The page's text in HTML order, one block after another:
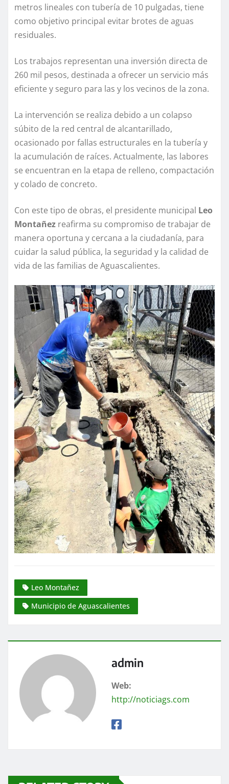
metros lineales con tubería de 10 pulgadas, tiene
como objetivo principal evitar brotes de aguas
residuales.
Los trabajos representan una inversión directa de
260 mil pesos, destinada a ofrecer un servicio más
eficiente y seguro para las y los vecinos de la zona.
La intervención se realiza debido a un colapso
súbito de la red central de alcantarillado,
ocasionado por fallas estructurales en la tubería y
la acumulación de raíces. Actualmente, las labores
se encuentran en la etapa de relleno, compactación
y colado de concreto.
Con este tipo de obras, el presidente municipal Leo
Montañez reafirma su compromiso de trabajar de
manera oportuna y cercana a la ciudadanía, para
cuidar la salud pública, la seguridad y la calidad de
vida de las familias de Aguascalientes.
Leo Montañez
Municipio de Aguascalientes
admin
Web:
http://noticiags.com